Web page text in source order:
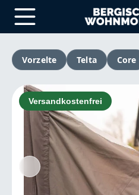
Zum Hauptinhalt springen
Vorzelte
Telta Core
Bildergalerie überspringen
Versandkostenfrei